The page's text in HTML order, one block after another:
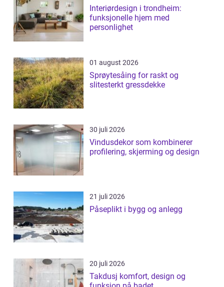
Interiørdesign i trondheim:
funksjonelle hjem med
personlighet
01 august 2026
Sprøytesåing for raskt og
slitesterkt gressdekke
30 juli 2026
Vindusdekor som kombinerer
profilering, skjerming og design
21 juli 2026
Påseplikt i bygg og anlegg
20 juli 2026
Takdusj komfort, design og